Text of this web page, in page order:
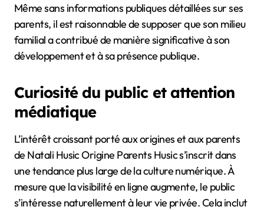
Même sans informations publiques détaillées sur ses
parents, il est raisonnable de supposer que son milieu
familial a contribué de manière significative à son
développement et à sa présence publique.
Curiosité du public et attention
médiatique
L’intérêt croissant porté aux origines et aux parents
de Natali Husic Origine Parents Husic s’inscrit dans
une tendance plus large de la culture numérique. À
mesure que la visibilité en ligne augmente, le public
s’intéresse naturellement à leur vie privée. Cela inclut